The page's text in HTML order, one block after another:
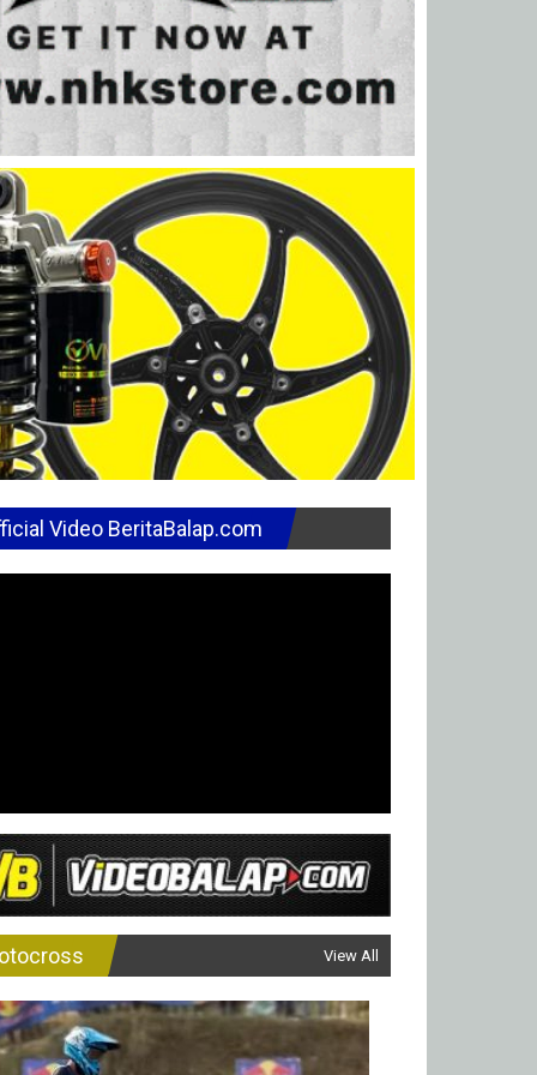
Video BeritaBalap.com
View All